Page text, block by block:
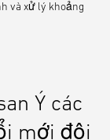
và xử lý khoảng
Ý các
mới đội